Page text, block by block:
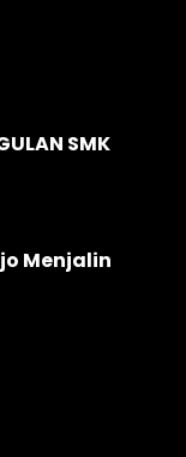
SMK
Menjalin